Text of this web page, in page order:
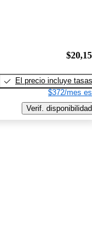
El precio incluye tasas
$372/mes
Verif. disponibilidad